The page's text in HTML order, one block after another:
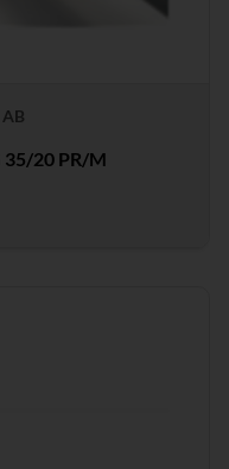
35/20 PR/M